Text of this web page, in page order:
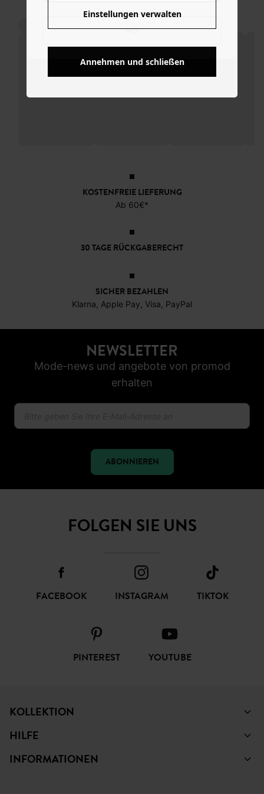
NO
KOSTENFREIE LIEFERUNG
Ab 60€*
30 TAGE RÜCKGABERECHT
SICHER BEZAHLEN
Klarna, Apple Pay, Visa, PayPal
NEWSLETTER
Mode-news und angebote von promod
erhalten
ABONNIEREN
FOLGEN SIE UNS
FACEBOOK INSTAGRAM TIKTOK
PINTEREST YOUTUBE
KOLLEKTION
HILFE
INFORMATIONEN
Einstellungen verwalten
Annehmen und schließen